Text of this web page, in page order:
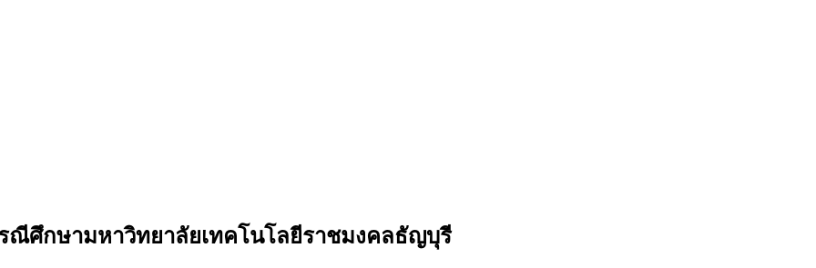
ณีศึกษามหาวิทยาลัยเทคโนโลยีราชมงคลธัญบุรี